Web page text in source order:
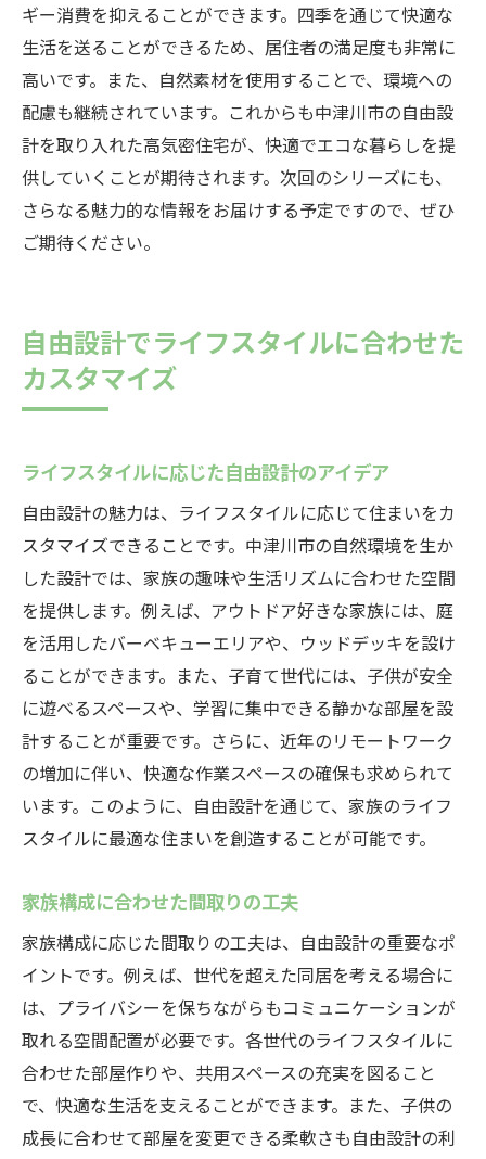
ギー消費を抑えることができます。四季を通じて快適な
生活を送ることができるため、居住者の満足度も非常に
高いです。また、自然素材を使用することで、環境への
配慮も継続されています。これからも中津川市の自由設
計を取り入れた高気密住宅が、快適でエコな暮らしを提
供していくことが期待されます。次回のシリーズにも、
さらなる魅力的な情報をお届けする予定ですので、ぜひ
ご期待ください。
自由設計でライフスタイルに合わせた
カスタマイズ
ライフスタイルに応じた自由設計のアイデア
自由設計の魅力は、ライフスタイルに応じて住まいをカ
スタマイズできることです。中津川市の自然環境を生か
した設計では、家族の趣味や生活リズムに合わせた空間
を提供します。例えば、アウトドア好きな家族には、庭
を活用したバーベキューエリアや、ウッドデッキを設け
ることができます。また、子育て世代には、子供が安全
に遊べるスペースや、学習に集中できる静かな部屋を設
計することが重要です。さらに、近年のリモートワーク
の増加に伴い、快適な作業スペースの確保も求められて
います。このように、自由設計を通じて、家族のライフ
スタイルに最適な住まいを創造することが可能です。
家族構成に合わせた間取りの工夫
家族構成に応じた間取りの工夫は、自由設計の重要なポ
イントです。例えば、世代を超えた同居を考える場合に
は、プライバシーを保ちながらもコミュニケーションが
取れる空間配置が必要です。各世代のライフスタイルに
合わせた部屋作りや、共用スペースの充実を図ること
で、快適な生活を支えることができます。また、子供の
成長に合わせて部屋を変更できる柔軟さも自由設計の利